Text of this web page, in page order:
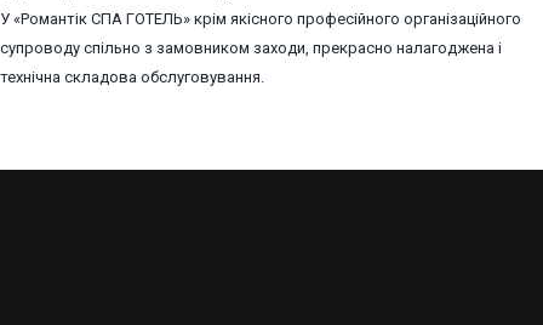
У «Романтік СПА ГОТЕЛЬ» крім якісного професійного організаційного
супроводу спільно з замовником заходи, прекрасно налагоджена і
технічна складова обслуговування.